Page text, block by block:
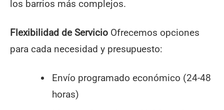
los barrios más complejos.
Flexibilidad de Servicio Ofrecemos opciones
para cada necesidad y presupuesto:
Envío programado económico (24-48
horas)